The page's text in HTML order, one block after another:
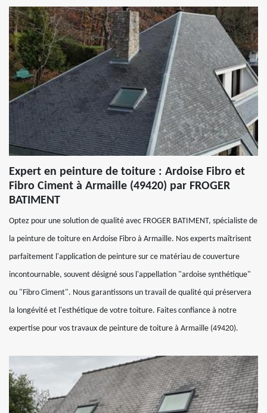
Expert en peinture de toiture : Ardoise Fibro et
Fibro Ciment à Armaille (49420) par FROGER
BATIMENT
Optez pour une solution de qualité avec FROGER BATIMENT, spécialiste de
la peinture de toiture en Ardoise Fibro à Armaille. Nos experts maîtrisent
parfaitement l'application de peinture sur ce matériau de couverture
incontournable, souvent désigné sous l'appellation "ardoise synthétique"
ou "Fibro Ciment". Nous garantissons un travail de qualité qui préservera
la longévité et l'esthétique de votre toiture. Faites confiance à notre
expertise pour vos travaux de peinture de toiture à Armaille (49420).